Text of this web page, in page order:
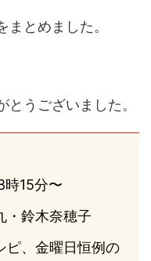
とめました。
うございました。
15分〜
・鈴木奈穂子
ピ、金曜日恒例の